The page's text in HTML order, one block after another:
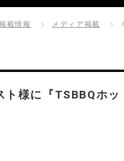
載情報 メディア掲載
ト様に『TSBBQホ